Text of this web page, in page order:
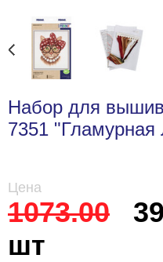
Набор для
7351
Цена
1073.00
шт